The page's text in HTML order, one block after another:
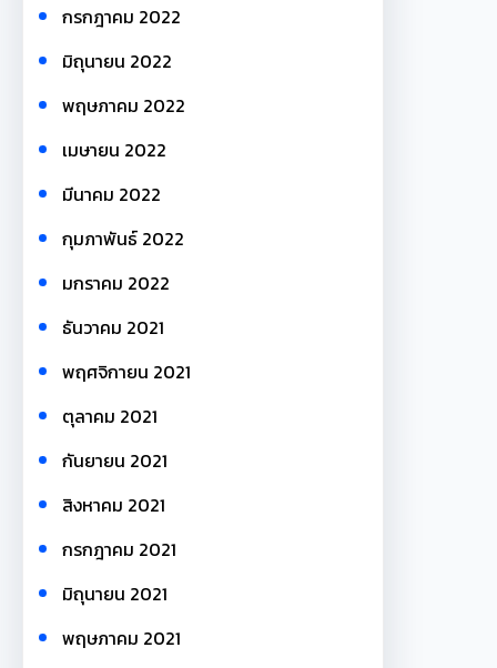
กรกฎาคม 2022
มิถุนายน 2022
พฤษภาคม 2022
เมษายน 2022
มีนาคม 2022
กุมภาพันธ์ 2022
มกราคม 2022
ธันวาคม 2021
พฤศจิกายน 2021
ตุลาคม 2021
กันยายน 2021
สิงหาคม 2021
กรกฎาคม 2021
มิถุนายน 2021
พฤษภาคม 2021